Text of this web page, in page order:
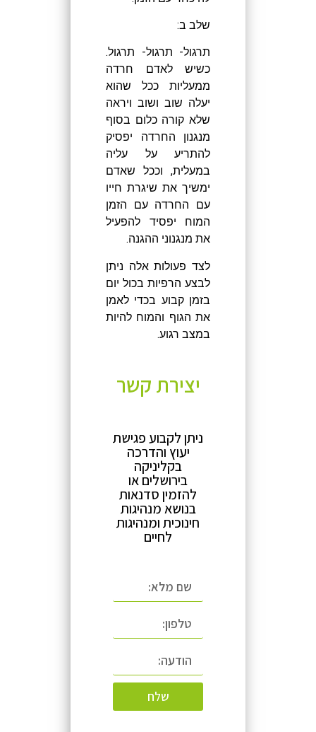
שלב ב:
תרגול- תרגול- תרגול.
כשיש לאדם חרדה
ממעליות ככל שהוא
יעלה שוב ושוב ויראה
שלא קורה כלום בסוף
מנגנון החרדה יפסיק
להתריע על עליה
במעלית, וככל שאדם
ימשיך את שיגרת חייו
עם החרדה עם הזמן
המוח יפסיד להפעיל
את מנגנוני ההגנה.
לצד פעולות אלה ניתן
לבצע הרפיות בכול יום
בזמן קבוע בכדי לאמן
את הגוף והמוח להיות
במצב רגוע.
יצירת קשר
ניתן לקבוע פגישת
יעוץ והדרכה
בקליניקה
בירושלים או
להזמין סדנאות
בנושא מנהיגות
חינוכית ומנהיגות
לחיים
שלח